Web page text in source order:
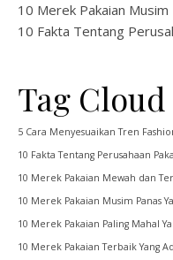
10 Merek Pakaian
10 Fakta Tentang
Tag Cloud
5 Cara Menyesuaikan Tren
10 Fakta Tentang Perusahaan
10 Merek Pakaian Mewah dan
10 Merek Pakaian Musim Panas
10 Merek Pakaian Paling Mahal
10 Merek Pakaian Terbaik Yang